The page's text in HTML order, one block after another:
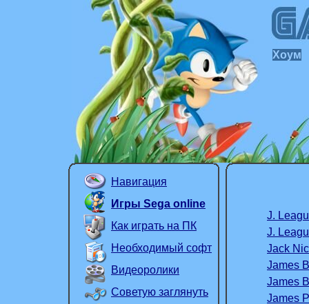
J.
J.
Jack
James
James
James
Навигация
Как играть на ПК
Необходимый софт
Советую заглянуть
Видеоролики
Игры Sega online
Хоум